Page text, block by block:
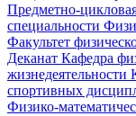
Предметно-
специальности
Факультет
Деканат Кафедра
жизнедеятельности
спортивных
Физико-